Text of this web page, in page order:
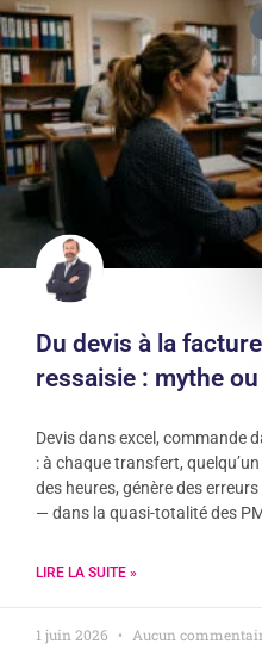
Du devis à la
ressaisie : mythe
Devis dans excel, commande
: à chaque transfert,
des heures, génère des
— dans la quasi-totalité des
LIRE LA SUITE »
1 juin 2026 Aucun